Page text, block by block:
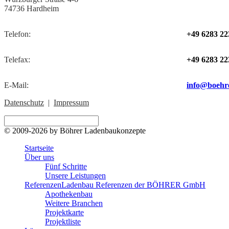
74736 Hardheim
Telefon: +49 6283
Telefax: +49 6283
E-Mail:
Datenschutz | Impressum
© 2009-2026 by Böhrer Ladenbaukonzepte
Startseite
Über uns
Fünf Schritte
Unsere Leistungen
ReferenzenLadenbau Referenzen der BÖHRER GmbH
Apothekenbau
Weitere Branchen
Projektkarte
Projektliste